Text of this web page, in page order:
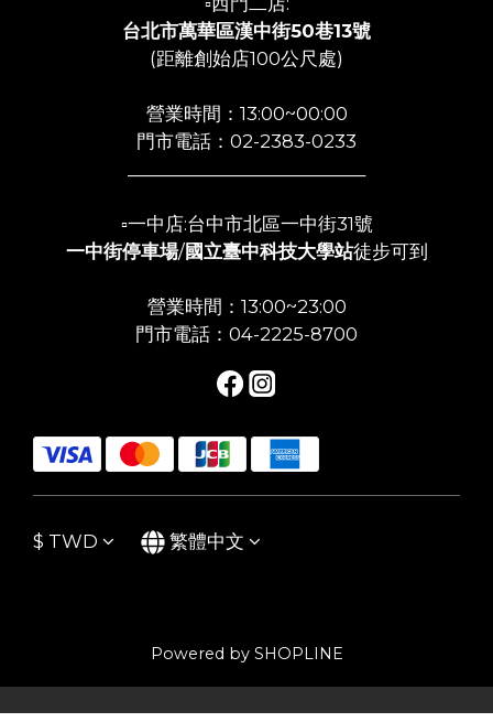
台北市萬華區漢中街50巷13號
(距離創始店100公尺處)
營業時間：13:00~00:00
門市電話：02-2383-0233
▫️一中店:台中市北區一中街31號
一中街停車場/國立臺中科技大學站徒步可到
營業時間：13:00~23:00
門市電話：04-2225-8700
$ TWD 繁體中文
Powered by SHOPLINE